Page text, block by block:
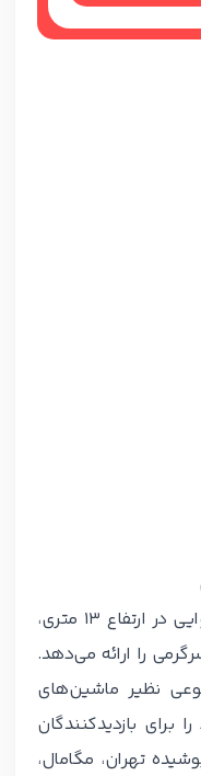
شهربازی مگامال، با داشتن ترن هوایی در ارتفاع 13 متری،
را ارائه می‌دهد.
نظیر ماشین‌های
برای بازدیدکنندگان
تهران، مگامال،